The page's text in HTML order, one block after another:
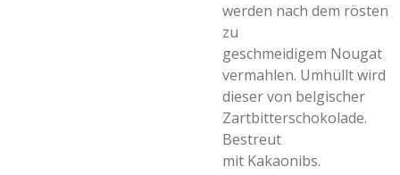
werden nach dem rösten
zu
geschmeidigem Nougat
vermahlen. Umhüllt wird
dieser von belgischer
Zartbitterschokolade.
Bestreut
mit Kakaonibs.